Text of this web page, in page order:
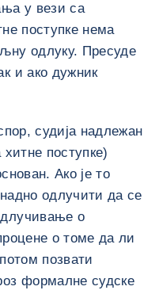
у вези са
поступке нема
одлуку. Пресуде
и ако дужник
судија надлежан
поступке)
Ако је то
одлучити да се
о
о томе да ли
позвати
формалне судске